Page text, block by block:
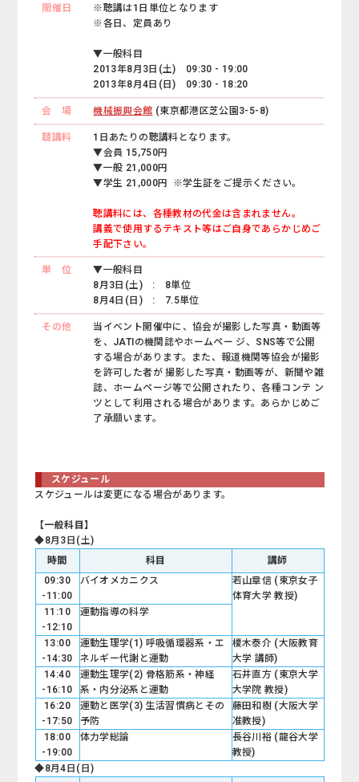
開催日
※聴講は1日単位となります
※各日、定員あり
▼一般科目
2013年8月3日(土) 09:30 - 19:00
2013年8月4日(日) 09:30 - 18:20
会 場 機械振興会館 (東京都港区芝公園3-5-8)
聴講料
1日あたりの聴講料となります。
▼会員 15,750円
▼一般 21,000円
▼学生 21,000円 ※学生証をご提示ください。
聴講料には、各種教材の代金は含まれません。
講義で使用するテキスト等はご自身であらかじめご
手配下さい。
単 位
▼一般科目
8月3日(土) : 8単位
8月4日(日) : 7.5単位
その他
当イベント開催中に、協会が撮影した写真・動画等
を、JATIの機関誌やホームペー ジ、SNS等で公開
する場合があります。また、報道機関等協会が撮影
を許可した者が 撮影した写真・動画等が、新聞や雑
誌、ホームページ等で公開されたり、各種コンテ ン
ツとして利用される場合があります。あらかじめご
了承願います。
スケジュール
スケジュールは変更になる場合があります。
【一般科目】
◆8月3日(土)
時間
科目
講師
09:30
-11:00
バイオメカニクス
若山章信 (東京女子
体育大学 教授)
11:10
-12:10
運動指導の科学
13:00
-14:30
運動生理学(1) 呼吸循環器系・エ
ネルギー代謝と運動
榎木泰介 (大阪教育
大学 講師)
14:40
-16:10
運動生理学(2) 骨格筋系・神経
系・内分泌系と運動
石井直方 (東京大学
大学院 教授)
16:20
-17:50
運動と医学(3) 生活習慣病とその
予防
藤田和樹 (大阪大学
准教授)
18:00
-19:00
体力学総論
長谷川裕 (龍谷大学
教授)
◆8月4日(日)